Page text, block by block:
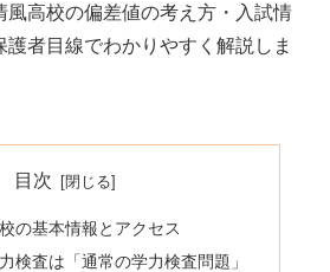
風高校の偏差値の考え方・入試情
者目線でわかりやすく解説しま
目次
の基本情報とアクセス
検査は「通常の学力検査問題」